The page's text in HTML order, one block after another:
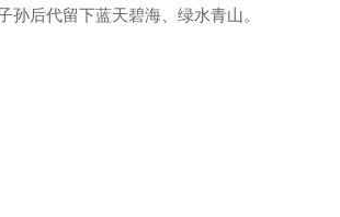
孙后代留下蓝天碧海、绿水青山。